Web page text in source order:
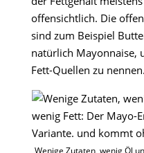
offensichtlich. Die
sind zum Beispiel
natürlich Mayonnaise,
Fett-Quellen zu nennen.
Wenige Zutaten, wenig Öl